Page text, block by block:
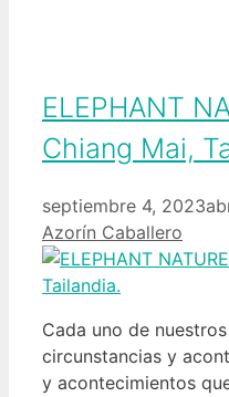
ELEPHANT
Chiang Mai,
septiembre 4, 2023
Azorín Caballero
Cada uno de
circunstancias y
y acontecimientos